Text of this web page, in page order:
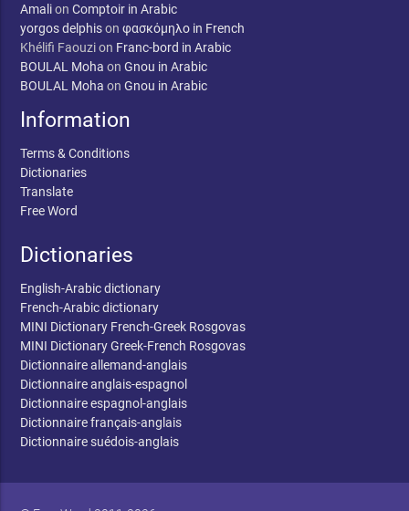
AmalionComptoir in Arabic
yorgos delphisonφασκόμηλο in French
Khélifi Faouzion Franc-bord in Arabic
BOULAL Moha onGnou in Arabic
BOULAL Moha onGnou in Arabic
Information
Terms & Conditions
Dictionaries
Translate
Free Word
Dictionaries
English-Arabic dictionary
French-Arabic dictionary
MINI Dictionary French-Greek Rosgovas
MINI Dictionary Greek-French Rosgovas
Dictionnaire allemand-anglais
Dictionnaire anglais-espagnol
Dictionnaire espagnol-anglais
Dictionnaire français-anglais
Dictionnaire suédois-anglais